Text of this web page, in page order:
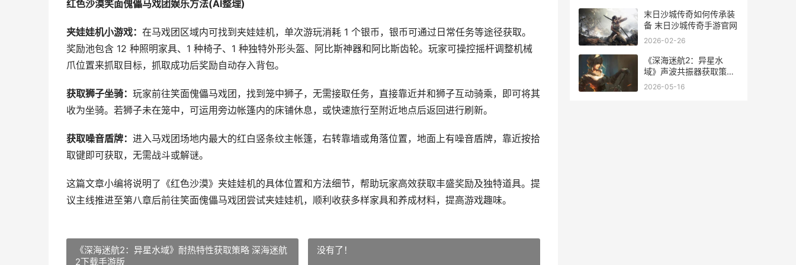
红色沙漠笑面傀儡马戏团娱乐方法(AI整理)
夹娃娃机小游戏： 在马戏团区域内可找到夹娃娃机，单次游玩消耗 1 个银币，银币可通过日常任务等途径获取。
奖励池包含 12 种照明家具、1 种椅子、1 种独特外形头盔、阿比斯神器和阿比斯齿轮。玩家可操控摇杆调整机械
爪位置来抓取目标，抓取成功后奖励自动存入背包。
获取狮子坐骑： 玩家前往笑面傀儡马戏团，找到笼中狮子，无需接取任务，直接靠近并和狮子互动骑乘，即可将其
收为坐骑。若狮子未在笼中，可运用旁边帐篷内的床铺休息，或快速旅行至附近地点后返回进行刷新。
获取噪音盾牌： 进入马戏团场地内最大的红白竖条纹主帐篷，右转靠墙或角落位置，地面上有噪音盾牌，靠近按拾
取键即可获取，无需战斗或解谜。
这篇文章小编将说明了《红色沙漠》夹娃娃机的具体位置和方法细节，帮助玩家高效获取丰盛奖励及独特道具。提
议主线推进至第八章后前往笑面傀儡马戏团尝试夹娃娃机，顺利收获多样家具和养成材料，提高游戏趣味。
《深海迷航2：异星水域》耐热特性获取策略 深海迷航
2下载手游版
没有了！
末日沙城传奇如何传承装
备 末日沙城传奇手游官网
2026-02-26
《深海迷航2：异星水
域》声波共振器获取策略
深海迷航2手机版下载
2026-05-16